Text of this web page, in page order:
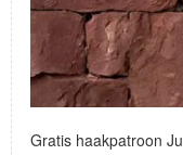
Gratis haakpatroon